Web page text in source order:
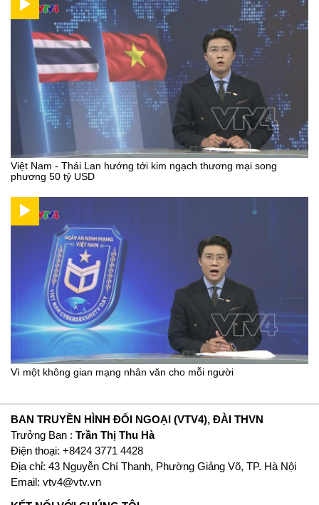
Việt Nam - Thái Lan hướng tới kim ngạch thương mại song
phương 50 tỷ USD
Vì một không gian mạng nhân văn cho mỗi người
BAN TRUYỀN HÌNH ĐỐI NGOẠI (VTV4), ĐÀI THVN
Trưởng Ban : Trần Thị Thu Hà
Ðiện thoại: +8424 3771 4428
Địa chỉ: 43 Nguyễn Chí Thanh, Phường Giảng Võ, TP. Hà Nội
Email: vtv4@vtv.vn